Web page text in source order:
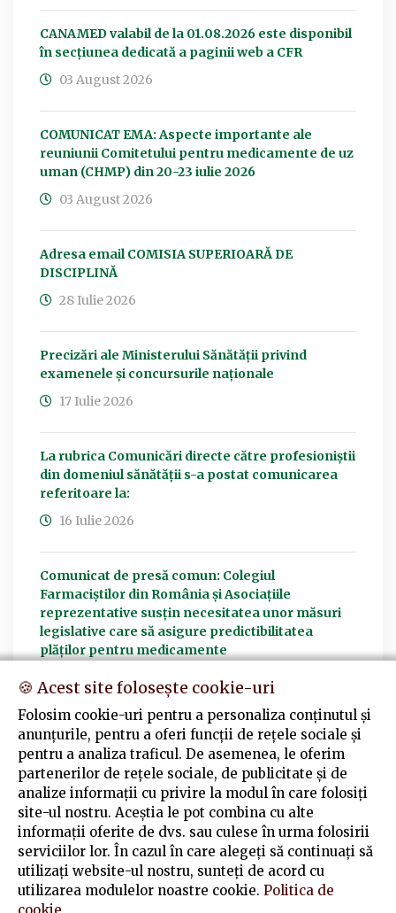
CANAMED valabil de la 01.08.2026 este disponibil
în secțiunea dedicată a paginii web a CFR
03 August 2026
COMUNICAT EMA: Aspecte importante ale
reuniunii Comitetului pentru medicamente de uz
uman (CHMP) din 20-23 iulie 2026
03 August 2026
Adresa email COMISIA SUPERIOARĂ DE
DISCIPLINĂ
28 Iulie 2026
Precizări ale Ministerului Sănătății privind
examenele și concursurile naționale
17 Iulie 2026
La rubrica Comunicări directe către profesioniștii
din domeniul sănătății s-a postat comunicarea
referitoare la:
16 Iulie 2026
Comunicat de presă comun: Colegiul
Farmaciștilor din România și Asociațiile
reprezentative susțin necesitatea unor măsuri
legislative care să asigure predictibilitatea
plăților pentru medicamente
15 Iulie 2026
ACTUALIZĂRI ȘI NOUTĂȚI LEGISLATIVE
07 Iulie 2026
VEZI ARHIVA
🍪 Acest site folosește cookie-uri
Folosim cookie-uri pentru a personaliza conținutul și
anunțurile, pentru a oferi funcții de rețele sociale și
pentru a analiza traficul. De asemenea, le oferim
partenerilor de rețele sociale, de publicitate și de
analize informații cu privire la modul în care folosiți
site-ul nostru. Aceștia le pot combina cu alte
informații oferite de dvs. sau culese în urma folosirii
serviciilor lor. În cazul în care alegeți să continuați să
utilizați website-ul nostru, sunteți de acord cu
utilizarea modulelor noastre cookie. Politica de